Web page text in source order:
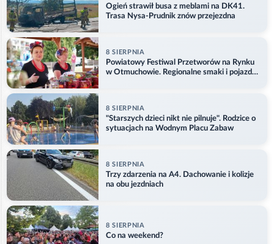
Ogień strawił busa z meblami na DK41.
Trasa Nysa-Prudnik znów przejezdna
8 SIERPNIA
Powiatowy Festiwal Przetworów na Rynku
w Otmuchowie. Regionalne smaki i pojazdy
8 SIERPNIA
"Starszych dzieci nikt nie pilnuje". Rodzice o
sytuacjach na Wodnym Placu Zabaw
8 SIERPNIA
Trzy zdarzenia na A4. Dachowanie i kolizje
na obu jezdniach
8 SIERPNIA
Co na weekend?